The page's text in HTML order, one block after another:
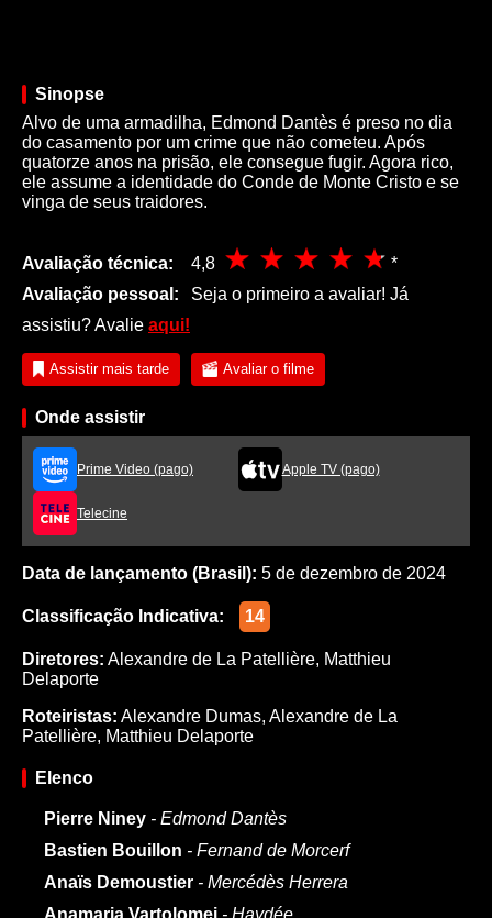
Sinopse
Alvo de uma armadilha, Edmond Dantès é preso no dia
do casamento por um crime que não cometeu. Após
quatorze anos na prisão, ele consegue fugir. Agora rico,
ele assume a identidade do Conde de Monte Cristo e se
vinga de seus traidores.
Avaliação técnica: 4,8
*
Avaliação pessoal:
Seja o primeiro a avaliar! Já
assistiu? Avalie aqui!
Assistir mais tarde Avaliar o filme
Onde assistir
Prime Video (pago) Apple TV (pago)
Telecine
Data de lançamento (Brasil): 5 de dezembro de 2024
Classificação Indicativa: 14
Diretores: Alexandre de La Patellière, Matthieu
Delaporte
Roteiristas: Alexandre Dumas, Alexandre de La
Patellière, Matthieu Delaporte
Elenco
Pierre Niney - Edmond Dantès
Bastien Bouillon - Fernand de Morcerf
Anaïs Demoustier - Mercédès Herrera
Anamaria Vartolomei - Haydée